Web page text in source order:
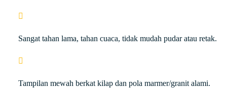
Sangat tahan lama, tahan cuaca, tidak mudah pudar atau retak.
Tampilan mewah berkat kilap dan pola marmer/granit alami.